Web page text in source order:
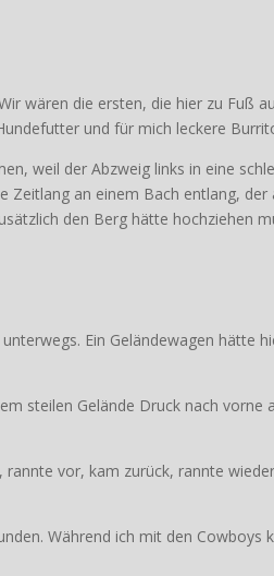
wären die ersten, die hier zu Fuß
und für mich leckere
weil der Abzweig links in eine
Zeitlang an einem Bach entlang,
den Berg hätte hochziehen
Ein Geländewagen hätte
steilen Gelände Druck nach
vor, kam zurück, rannte
Während ich mit den Cowboys